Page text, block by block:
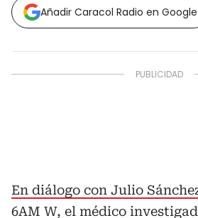
Añadir Caracol Radio en Google
En diálogo con Julio
6AM W, el médico